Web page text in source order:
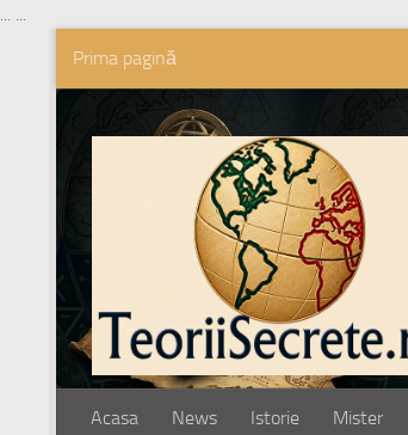
... ...
Skip to content
Prima pagină
Acasa News Istorie Mister